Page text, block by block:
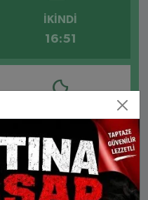
İKINDI
16:51
21:29
Altınekin